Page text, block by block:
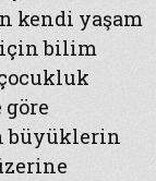
kendi yaşam
için bilim
göre
büyüklerin